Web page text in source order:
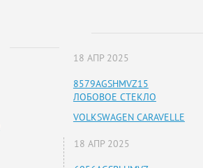
18 АПР 2025
8579AGSHMVZ15
ЛОБОВОЕ СТЕКЛО
VOLKSWAGEN CARAVELLE
18 АПР 2025